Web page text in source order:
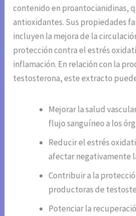
contenido en proantocianidinas,
antioxidantes. Sus propiedades
incluyen la mejora de la
protección contra el estrés
inflamación. En relación con la
testosterona, este extracto
Mejorar la salud
flujo sanguíneo a los
Reducir el estrés
afectar negativamente
Contribuir a la
productoras de
Potenciar la